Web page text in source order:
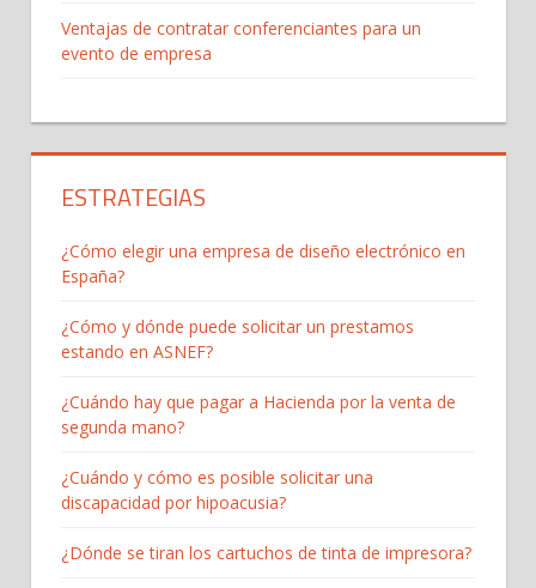
Ventajas de contratar conferenciantes para un
evento de empresa
ESTRATEGIAS
¿Cómo elegir una empresa de diseño electrónico en
España?
¿Cómo y dónde puede solicitar un prestamos
estando en ASNEF?
¿Cuándo hay que pagar a Hacienda por la venta de
segunda mano?
¿Cuándo y cómo es posible solicitar una
discapacidad por hipoacusia?
¿Dónde se tiran los cartuchos de tinta de impresora?